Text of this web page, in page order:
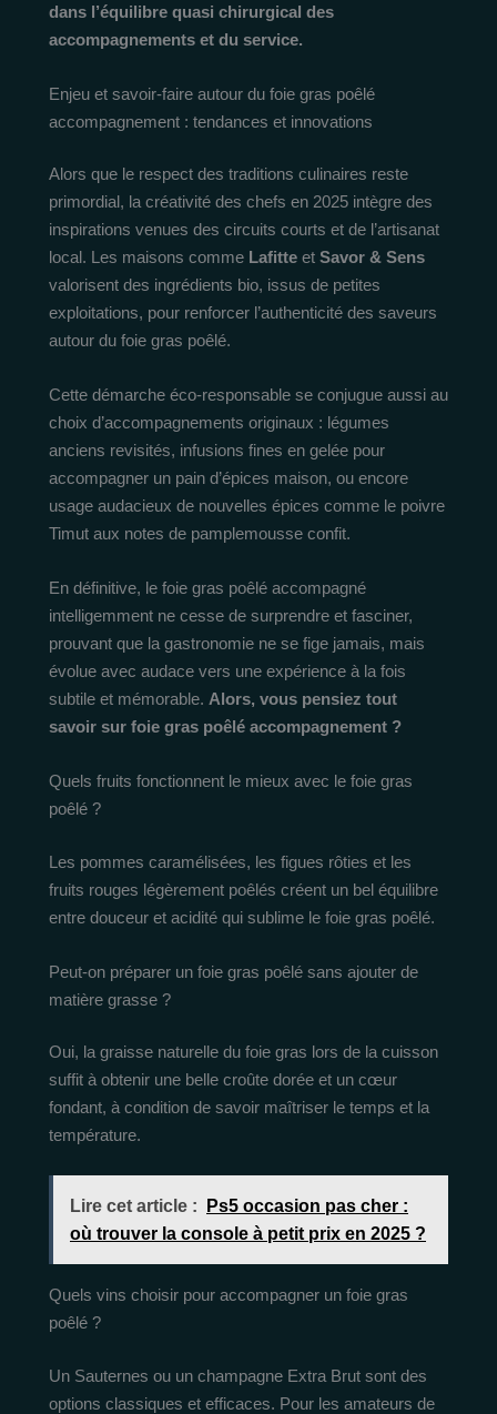
dans l’équilibre quasi chirurgical des
accompagnements et du service.
Enjeu et savoir-faire autour du foie gras poêlé
accompagnement : tendances et innovations
Alors que le respect des traditions culinaires reste
primordial, la créativité des chefs en 2025 intègre des
inspirations venues des circuits courts et de l’artisanat
local. Les maisons comme Lafitte et Savor & Sens
valorisent des ingrédients bio, issus de petites
exploitations, pour renforcer l’authenticité des saveurs
autour du foie gras poêlé.
Cette démarche éco-responsable se conjugue aussi au
choix d’accompagnements originaux : légumes
anciens revisités, infusions fines en gelée pour
accompagner un pain d’épices maison, ou encore
usage audacieux de nouvelles épices comme le poivre
Timut aux notes de pamplemousse confit.
En définitive, le foie gras poêlé accompagné
intelligemment ne cesse de surprendre et fasciner,
prouvant que la gastronomie ne se fige jamais, mais
évolue avec audace vers une expérience à la fois
subtile et mémorable. Alors, vous pensiez tout
savoir sur foie gras poêlé accompagnement ?
Quels fruits fonctionnent le mieux avec le foie gras
poêlé ?
Les pommes caramélisées, les figues rôties et les
fruits rouges légèrement poêlés créent un bel équilibre
entre douceur et acidité qui sublime le foie gras poêlé.
Peut-on préparer un foie gras poêlé sans ajouter de
matière grasse ?
Oui, la graisse naturelle du foie gras lors de la cuisson
suffit à obtenir une belle croûte dorée et un cœur
fondant, à condition de savoir maîtriser le temps et la
température.
Lire cet article :
Ps5 occasion pas cher :
où trouver la console à petit prix en 2025 ?
Quels vins choisir pour accompagner un foie gras
poêlé ?
Un Sauternes ou un champagne Extra Brut sont des
options classiques et efficaces. Pour les amateurs de